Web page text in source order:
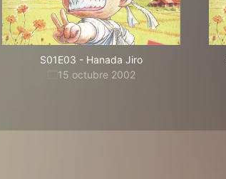
S01E03 - Hanada Jiro
15 octubre 2002